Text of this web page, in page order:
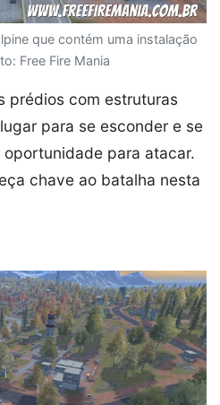
que contém uma instalação
Free Fire Mania
prédios com estruturas
para se esconder e se
para atacar.
chave ao batalha nesta